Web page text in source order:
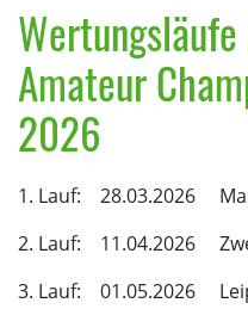
Wertungsläufe
Amateur
2026
1. Lauf: 28.03.2026
2. Lauf: 11.04.2026
3. Lauf: 01.05.2026